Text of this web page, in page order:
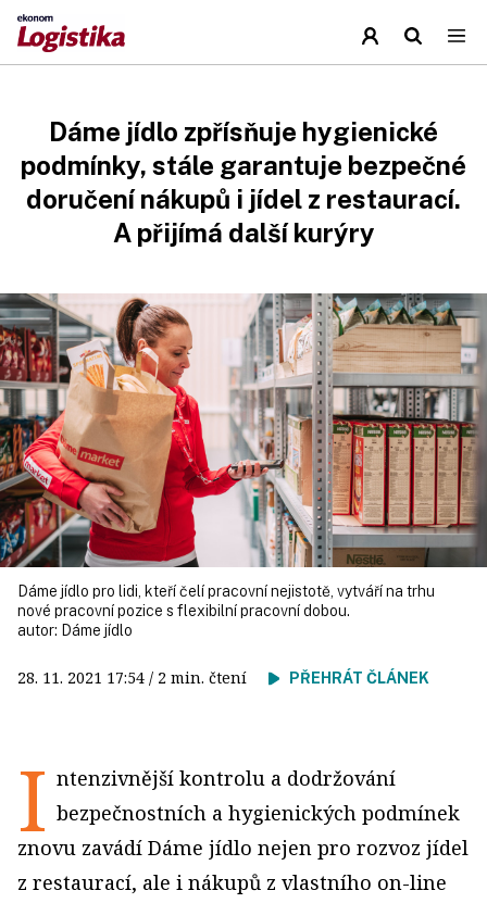
Dáme jídlo zpřísňuje hygienické
podmínky, stále garantuje bezpečné
doručení nákupů i jídel z restaurací.
A přijímá další kurýry
Dáme jídlo pro lidi, kteří čelí pracovní nejistotě, vytváří na trhu
nové pracovní pozice s flexibilní pracovní dobou.
autor: Dáme jídlo
28. 11. 2021 17:54 / 2 min. čtení PŘEHRÁT ČLÁNEK
I ntenzivnější kontrolu a dodržování
bezpečnostních a hygienických podmínek
znovu zavádí Dáme jídlo nejen pro rozvoz jídel
z restaurací, ale i nákupů z vlastního on-line